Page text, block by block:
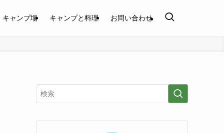
キャンプ場 キャンプと料理 お問い合わせ